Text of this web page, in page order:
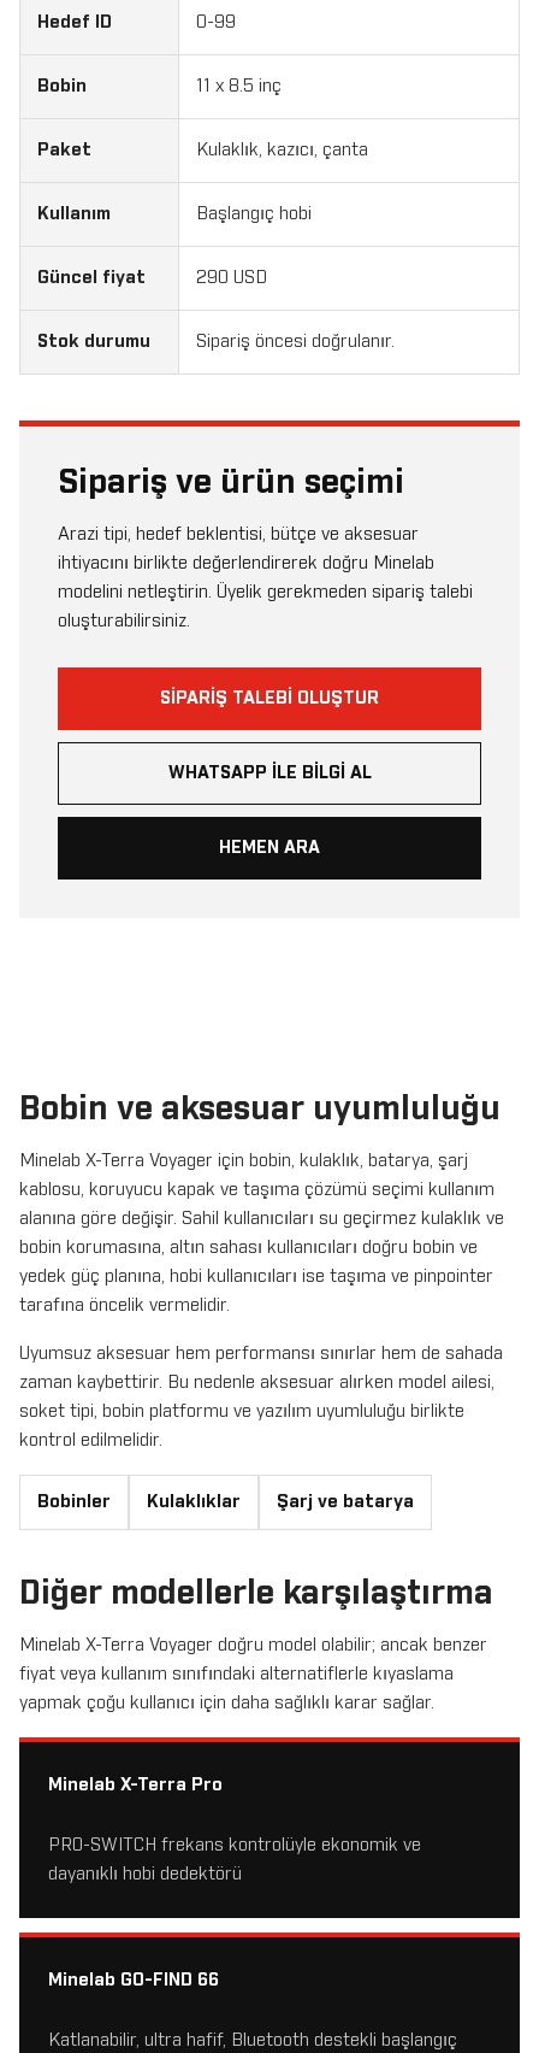
Hedef ID 0-99
Bobin 11 x 8.5 inç
Paket Kulaklık, kazıcı, çanta
Kullanım Başlangıç hobi
Güncel fiyat 290 USD
Stok durumu Sipariş öncesi doğrulanır.
Sipariş ve ürün seçimi
Arazi tipi, hedef beklentisi, bütçe ve aksesuar
ihtiyacını birlikte değerlendirerek doğru Minelab
modelini netleştirin. Üyelik gerekmeden sipariş talebi
oluşturabilirsiniz.
SIPARIŞ TALEBI OLUŞTUR
WHATSAPP ILE BILGI AL
HEMEN ARA
Bobin ve aksesuar uyumluluğu
Minelab X-Terra Voyager için bobin, kulaklık, batarya, şarj
kablosu, koruyucu kapak ve taşıma çözümü seçimi kullanım
alanına göre değişir. Sahil kullanıcıları su geçirmez kulaklık ve
bobin korumasına, altın sahası kullanıcıları doğru bobin ve
yedek güç planına, hobi kullanıcıları ise taşıma ve pinpointer
tarafına öncelik vermelidir.
Uyumsuz aksesuar hem performansı sınırlar hem de sahada
zaman kaybettirir. Bu nedenle aksesuar alırken model ailesi,
soket tipi, bobin platformu ve yazılım uyumluluğu birlikte
kontrol edilmelidir.
Bobinler Kulaklıklar Şarj ve batarya
Diğer modellerle karşılaştırma
Minelab X-Terra Voyager doğru model olabilir; ancak benzer
fiyat veya kullanım sınıfındaki alternatiflerle kıyaslama
yapmak çoğu kullanıcı için daha sağlıklı karar sağlar.
Minelab X-Terra Pro
PRO-SWITCH frekans kontrolüyle ekonomik ve
dayanıklı hobi dedektörü
Minelab GO-FIND 66
Katlanabilir, ultra hafif, Bluetooth destekli başlangıç